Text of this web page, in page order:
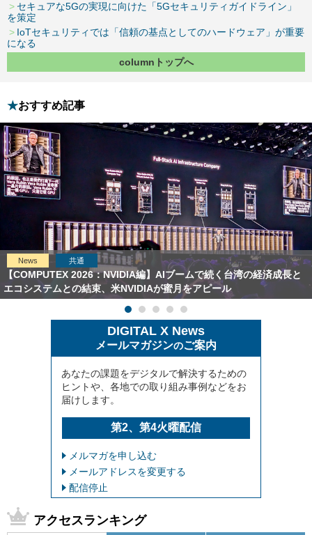
セキュアな5Gの実現に向けた「5Gセキュリティガイドライン」
を策定
IoTセキュリティでは「信頼の基点としてのハードウェア」が重要
になる
columnトップへ
おすすめ記事
News 共通
【COMPUTEX 2026：NVIDIA編】AIブームで続く台湾の経済成長と
エコシステムとの結束、米NVIDIAが蜜月をアピール
DIGITAL X News
メールマガジンのご案内
あなたの課題をデジタルで解決するための
ヒントや、各地での取り組み事例などをお
届けします。
第2、第4火曜配信
メルマガを申し込む
メールアドレスを変更する
配信停止
アクセスランキング